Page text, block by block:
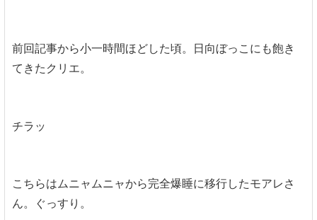
前回記事から小一時間ほどした頃。日向ぼっこにも飽き
てきたクリエ。
チラッ
こちらはムニャムニャから完全爆睡に移行したモアレさ
ん。ぐっすり。